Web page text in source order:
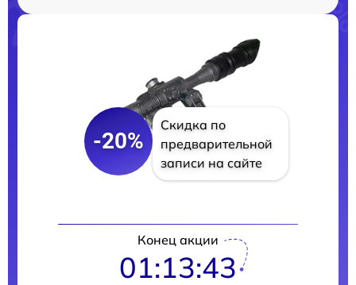
-20%
Скидка по
предварительной
записи на сайте
Конец акции
01:13:42